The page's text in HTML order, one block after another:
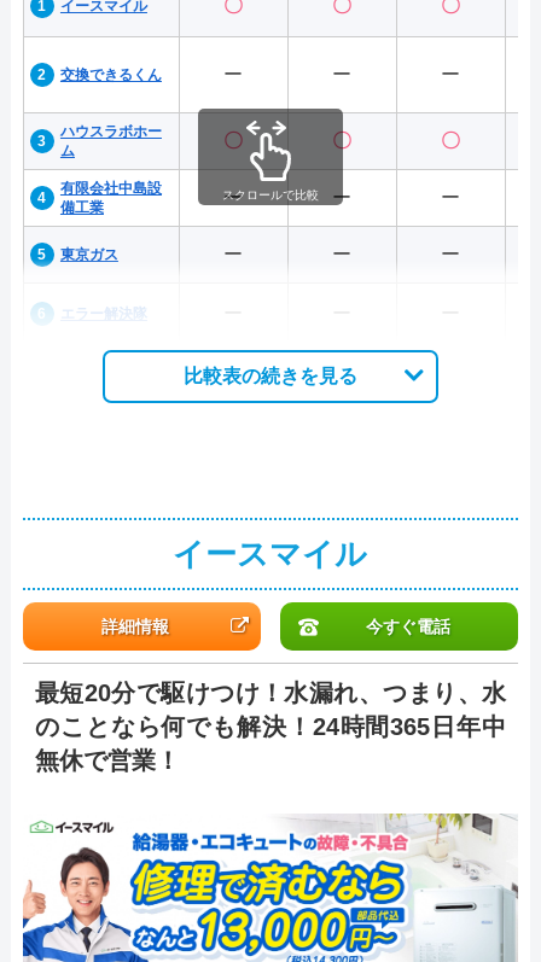
イースマイル 〇 〇 〇
交換できるくん ー ー ー
ハウスラボホー
ム
〇 〇 〇
有限会社中島設
備工業
ー ー ー
東京ガス ー ー ー
エラー解決隊
スクロールで比較
比較表の続きを見る
イースマイル
詳細情報 今すぐ電話
最短20分で駆けつけ！水漏れ、つまり、水
のことなら何でも解決！24時間365日年中
無休で営業！